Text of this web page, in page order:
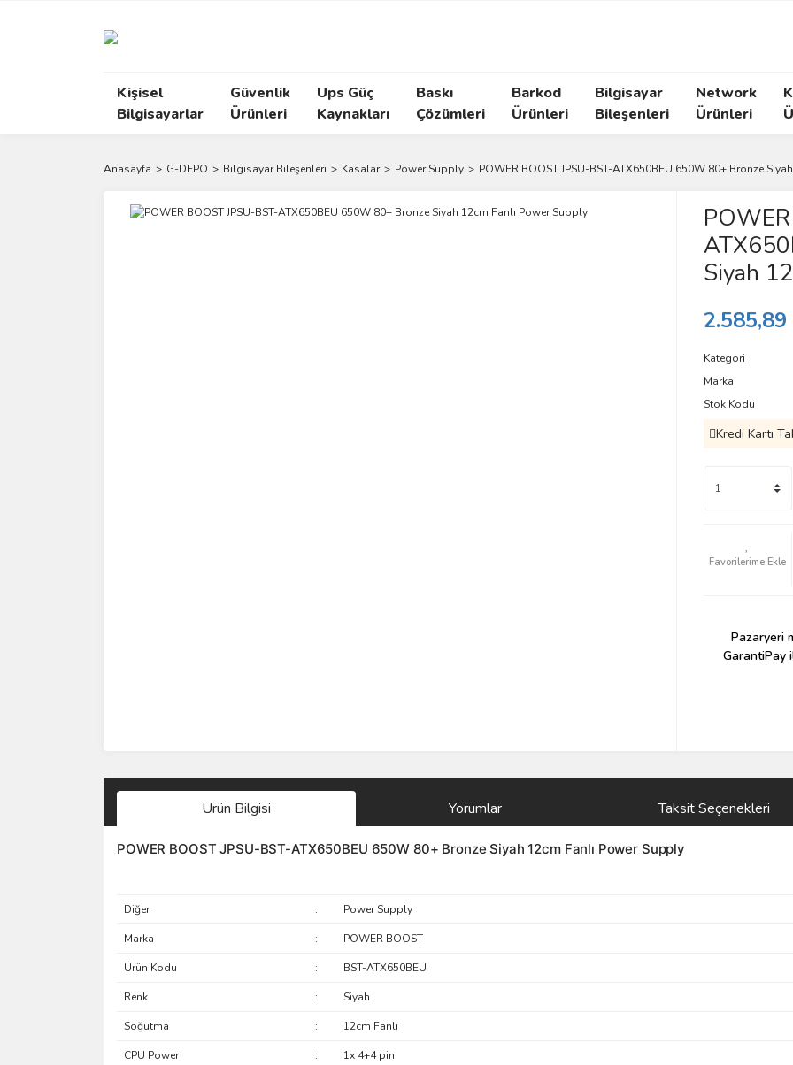
Kişisel
Bilgisayarlar
Güvenlik
Ürünleri
Ups Güç
Kaynakları
Baskı
Çözümleri
Barkod
Ürünleri
Bilgisayar
Bileşenleri
Network
Ürünleri
Anasayfa G-DEPO Bilgisayar Bileşenleri Kasalar Power Supply POWER BOOST JPSU-BST-ATX650BEU 650W 80+ Bronze
Siyah
2.585,89
Kategori
Marka
Stok Kodu
Kredi Kartı
Pazaryeri
GarantiPay
Ürün Bilgisi Yorumlar Taksit Seçenekleri
POWER BOOST JPSU-BST-ATX650BEU 650W 80+ Bronze Siyah 12cm Fanlı Power Supply
Diğer : Power Supply
Marka : POWER BOOST
Ürün Kodu : BST-ATX650BEU
Renk : Siyah
Soğutma : 12cm Fanlı
CPU Power : 1x 4+4 pin